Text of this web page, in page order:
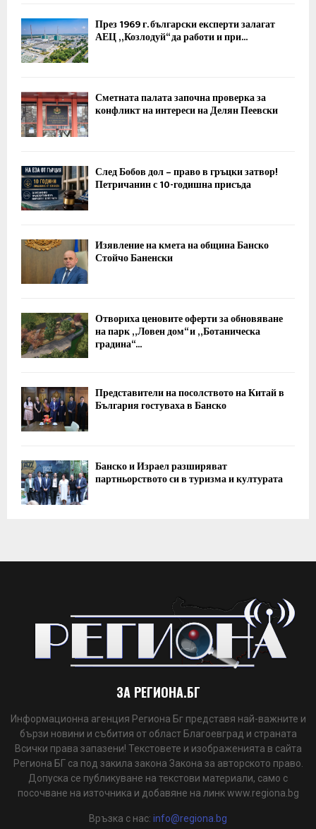
През 1969 г. български експерти залагат
АЕЦ „Козлодуй“ да работи и при...
Сметната палата започна проверка за
конфликт на интереси на Делян Пеевски
След Бобов дол – право в гръцки затвор!
Петричанин с 10-годишна присъда
Изявление на кмета на община Банско
Стойчо Баненски
Отвориха ценовите оферти за обновяване
на парк „Ловен дом“ и „Ботаническа
градина“...
Представители на посолството на Китай в
България гостуваха в Банско
Банско и Израел разширяват
партньорството си в туризма и културата
ЗА РЕГИОНА.БГ
Информационна агенция Региона Бг представя най-важните и
бързи новини и събития от област Благоевград и страната
Всички права запазени! Текстовете и изображенията в сайта
Региона БГ са под закила закона Закона за авторското право.
Допуска се публикуване на текстови материали, само с
посочване на източника и добавяне на линк www.regiona.bg
Връзка с нас: info@regiona.bg